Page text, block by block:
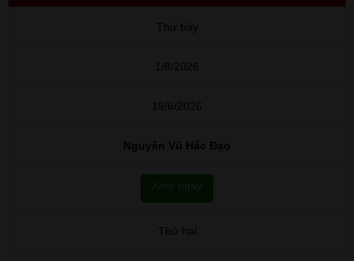
Thứ bảy
1/8/2026
19/6/2026
Nguyên Vũ Hắc Đạo
Xem ngay
Thứ hai